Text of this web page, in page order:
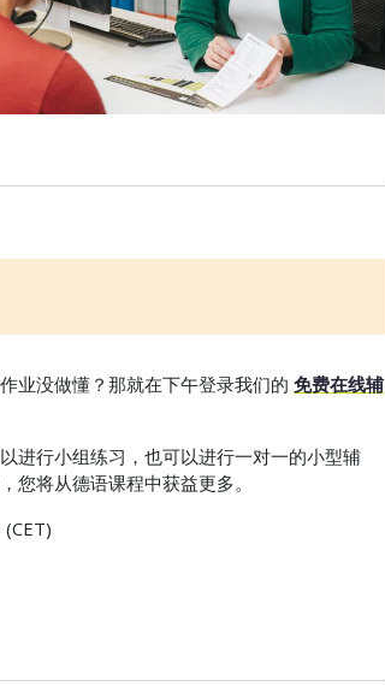
业没做懂？那就在下午登录我们的 免费在线辅
进行小组练习，也可以进行一对一的小型辅
您将从德语课程中获益更多。